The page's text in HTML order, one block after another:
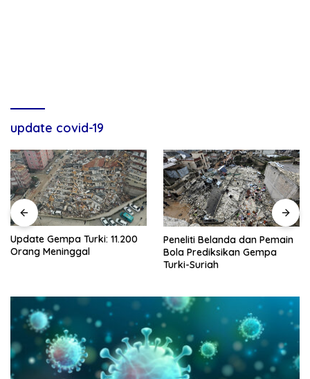
update covid-19
Update Gempa Turki: 11.200
Orang Meninggal
Peneliti Belanda dan Pemain
Bola Prediksikan Gempa
Turki-Suriah